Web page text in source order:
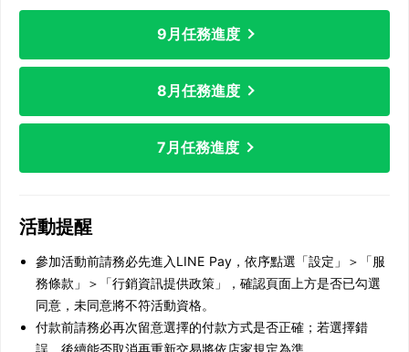
9月任務進度
8月任務進度
7月任務進度
活動提醒
參加活動前請務必先進入LINE Pay，依序點選「設定」＞「服
務條款」＞「行銷資訊提供政策」，確認頁面上方是否已勾選
同意，未同意將不符活動資格。
付款前請務必再次留意選擇的付款方式是否正確；若選擇錯